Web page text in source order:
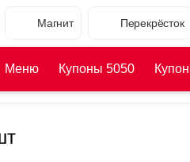
Магнит Перекрёсток
Меню Купоны 5050